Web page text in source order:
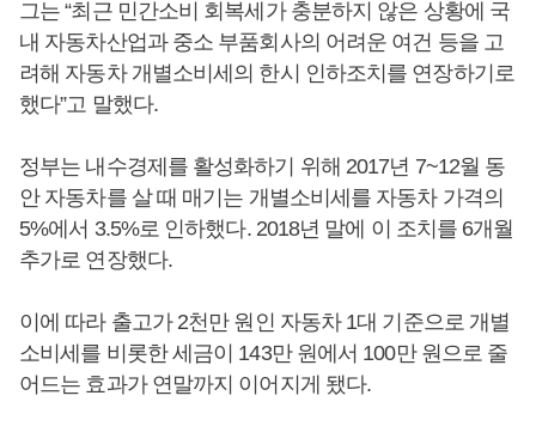
그는 “최근 민간소비 회복세가 충분하지 않은 상황에 국
내 자동차산업과 중소 부품회사의 어려운 여건 등을 고
려해 자동차 개별소비세의 한시 인하조치를 연장하기로
했다”고 말했다.
정부는 내수경제를 활성화하기 위해 2017년 7~12월 동
안 자동차를 살 때 매기는 개별소비세를 자동차 가격의
5%에서 3.5%로 인하했다. 2018년 말에 이 조치를 6개월
추가로 연장했다.
이에 따라 출고가 2천만 원인 자동차 1대 기준으로 개별
소비세를 비롯한 세금이 143만 원에서 100만 원으로 줄
어드는 효과가 연말까지 이어지게 됐다.